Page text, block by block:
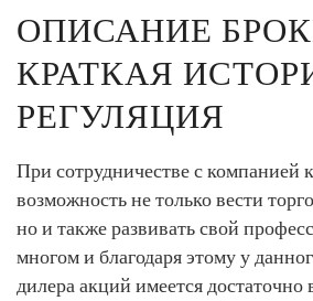
ОПИСАНИЕ
КРАТКАЯ
РЕГУЛЯЦИЯ
При сотрудничестве с компанией
возможность не только вести
но и также развивать свой
многом и благодаря этому у
дилера акций имеется